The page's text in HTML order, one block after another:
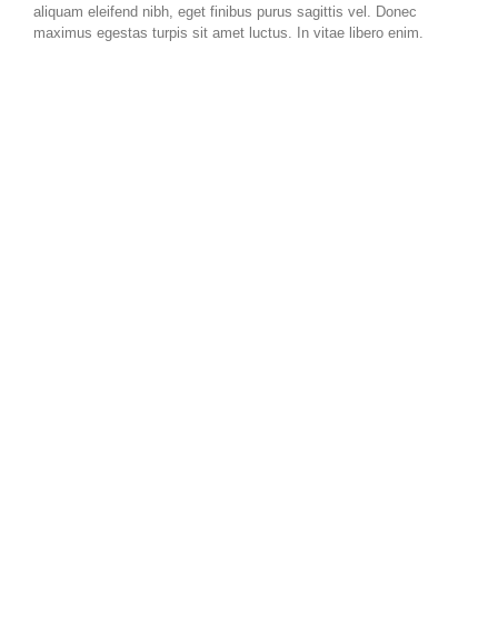
aliquam eleifend nibh, eget finibus purus sagittis vel. Donec
maximus egestas turpis sit amet luctus. In vitae libero enim.